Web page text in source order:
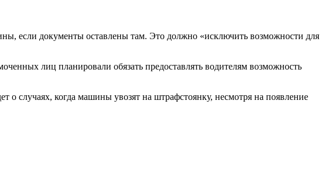
если документы оставлены там. Это должно «исключить возможности для
лиц планировали обязать предоставлять водителям возможность
о случаях, когда машины увозят на штрафстоянку, несмотря на появление